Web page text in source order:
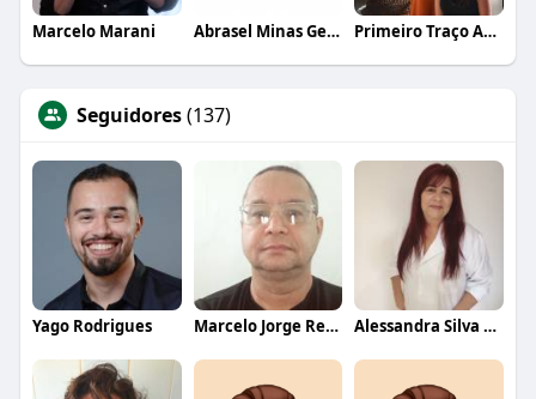
Marcelo Marani Abrasel Minas Gerais Primeiro Traço Arquitetura
Seguidores(137)
Yago Rodrigues Marcelo Jorge Reis Ferreira Alessandra Silva Consultora de Alimentos - Sanita